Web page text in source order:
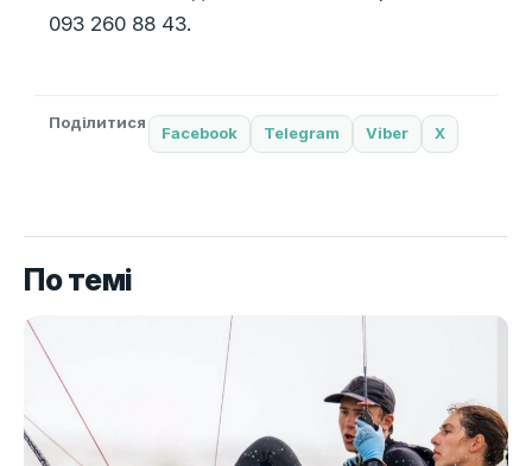
093 260 88 43.
Поділитися
Facebook Telegram Viber X
По темі